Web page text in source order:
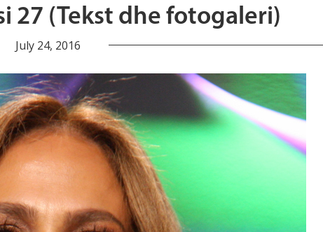
27 (Tekst dhe fotogaleri)
July 24, 2016